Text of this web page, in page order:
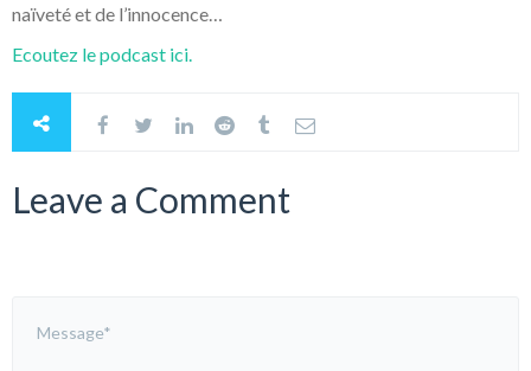
naïveté et de l’innocence…
Ecoutez le podcast ici.
Leave a Comment